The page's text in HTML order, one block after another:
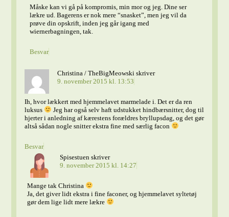
Måske kan vi gå på kompromis, min mor og jeg. Dine ser
lækre ud. Bagerens er nok mere “snasket”, men jeg vil da
prøve din opskrift, inden jeg går igang med
wiernerbagningen, tak.
Besvar
Christina / TheBigMeowski skriver
9. november 2015 kl. 13:53
Ih, hvor lækkert med hjemmelavet marmelade i. Det er da ren
luksus
Jeg har også selv haft udstukket hindbærsnitter, dog til
hjerter i anledning af kærestens forældres bryllupsdag, og det gør
altså sådan nogle snitter ekstra fine med særlig facon
Besvar
Spisestuen skriver
9. november 2015 kl. 14:27
Mange tak Christina
Ja, det giver lidt ekstra i fine faconer, og hjemmelavet syltetøj
gør dem lige lidt mere lækre